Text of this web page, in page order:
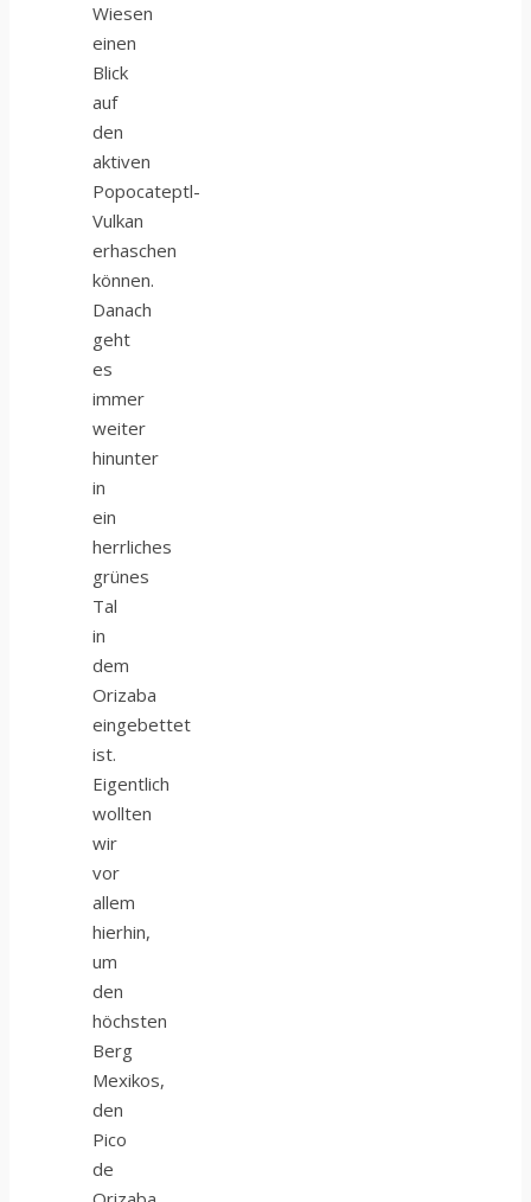
Wiesen
einen
Blick
auf
den
aktiven
Popocateptl-
Vulkan
erhaschen
können.
Danach
geht
es
immer
weiter
hinunter
in
ein
herrliches
grünes
Tal
in
dem
Orizaba
eingebettet
ist.
Eigentlich
wollten
wir
vor
allem
hierhin,
um
den
höchsten
Berg
Mexikos,
den
Pico
de